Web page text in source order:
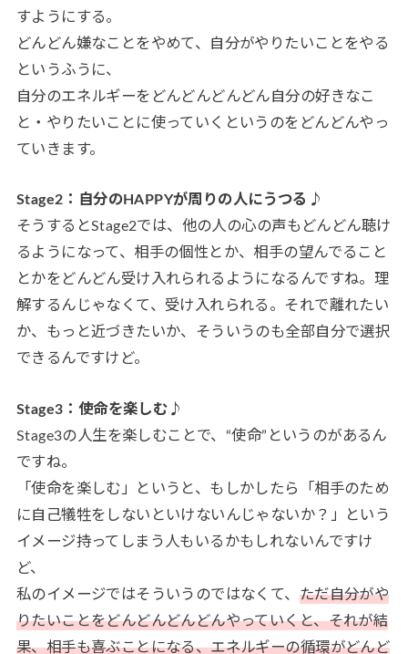
すようにする。
どんどん嫌なことをやめて、自分がやりたいことをやる
というふうに、
自分のエネルギーをどんどんどんどん自分の好きなこ
と・やりたいことに使っていくというのをどんどんやっ
ていきます。
Stage2：自分のHAPPYが周りの人にうつる♪
そうするとStage2では、他の人の心の声もどんどん聴け
るようになって、相手の個性とか、相手の望んでること
とかをどんどん受け入れられるようになるんですね。理
解するんじゃなくて、受け入れられる。それで離れたい
か、もっと近づきたいか、そういうのも全部自分で選択
できるんですけど。
Stage3：使命を楽しむ♪
Stage3の人生を楽しむことで、“使命”というのがあるん
ですね。
「使命を楽しむ」というと、もしかしたら「相手のため
に自己犠牲をしないといけないんじゃないか？」という
イメージ持ってしまう人もいるかもしれないんですけ
ど、
私のイメージではそういうのではなくて、 ただ自分がや
りたいことをどんどんどんどんやっていくと、それが結
果、相手も喜ぶことになる、エネルギーの循環がどんど